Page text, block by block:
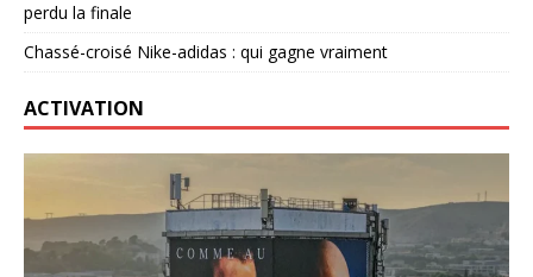
perdu la finale
Chassé-croisé Nike-adidas : qui gagne vraiment
ACTIVATION